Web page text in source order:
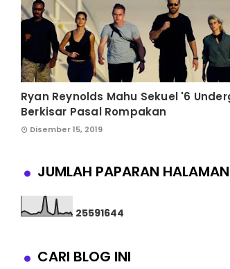
Ryan Reynolds Mahu Sekuel '6
Berkisar Pasal Rompakan
Disember 15, 2019
JUMLAH PAPARAN HALAMAN
25591644
CARI BLOG INI